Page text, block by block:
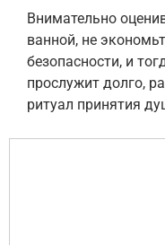
Внимательно
ванной, не
безопасности, и
прослужит долго,
ритуал принятия